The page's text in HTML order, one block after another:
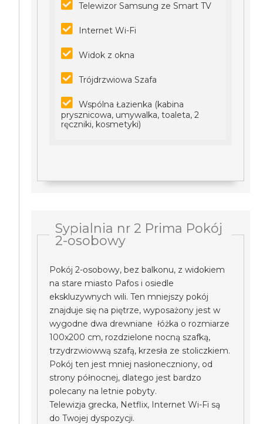
Telewizor Samsung ze Smart TV
Internet Wi-Fi
Widok z okna
Trójdrzwiowa Szafa
Wspólna Łazienka (kabina
prysznicowa, umywalka, toaleta, 2
ręczniki, kosmetyki)
Sypialnia nr 2 Prima Pokój
2-osobowy
Pokój 2-osobowy, bez balkonu, z widokiem
na stare miasto Pafos i osiedle
ekskluzywnych wili. Ten mniejszy pokój
znajduje się na piętrze, wyposażony jest w
wygodne dwa drewniane łóżka o rozmiarze
100x200 cm, rozdzielone nocną szafką,
trzydrzwiowwą szafą, krzesła ze stoliczkiem.
Pokój ten jest mniej nasłoneczniony, od
strony północnej, dlatego jest bardzo
polecany na letnie pobyty.
Telewizja grecka, Netflix, Internet Wi-Fi są
do Twojej dyspozycji.